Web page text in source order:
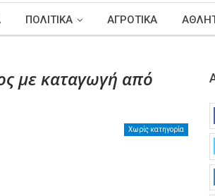
ΠΟΛΙΤΙΚΑ ΑΓΡΟΤΙΚΑ
με καταγωγή από
Χωρίς κατηγορία